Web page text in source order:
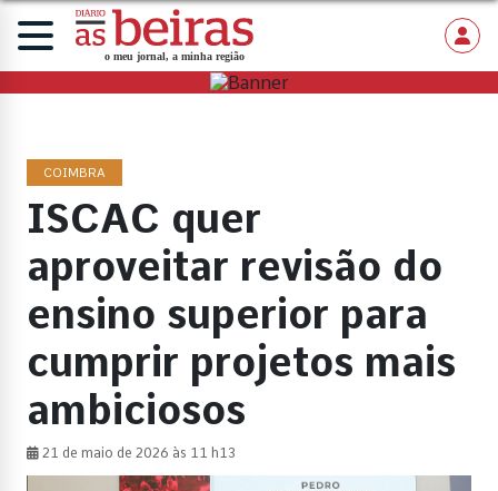
COIMBRA
ISCAC quer
aproveitar revisão do
ensino superior para
cumprir projetos mais
ambiciosos
21 de maio de 2026 às 11 h13